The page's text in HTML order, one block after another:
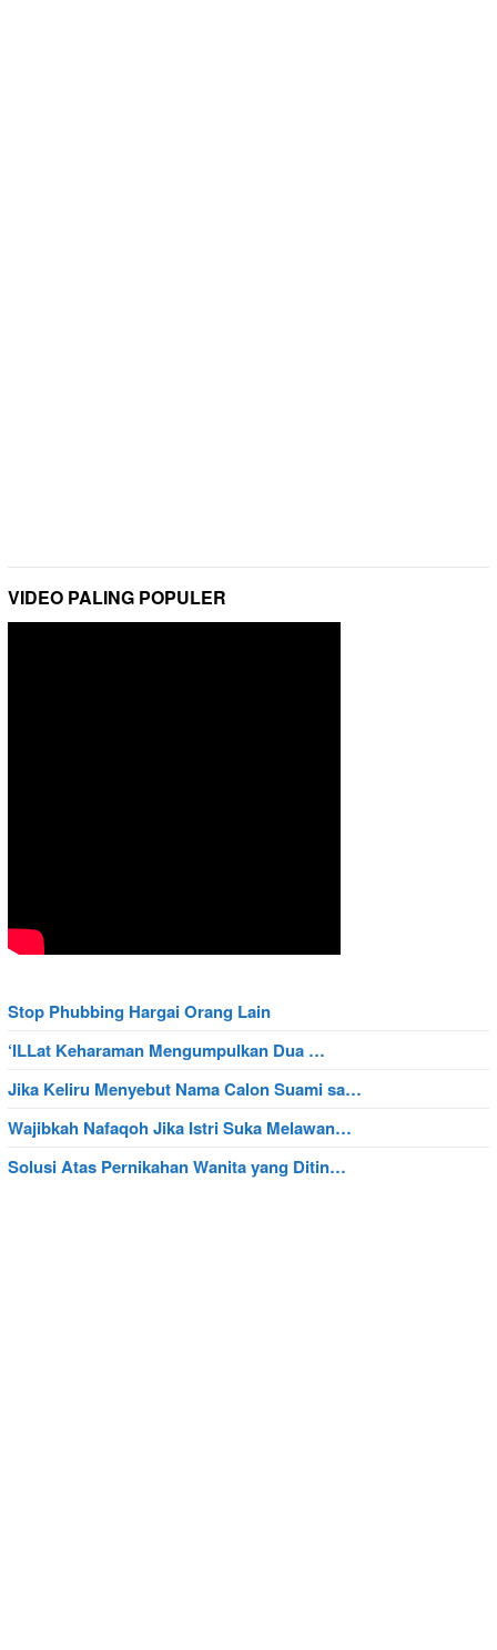
VIDEO PALING POPULER
Stop Phubbing Hargai Orang Lain
‘ILLat Keharaman Mengumpulkan Dua …
Jika Keliru Menyebut Nama Calon Suami sa…
Wajibkah Nafaqoh Jika Istri Suka Melawan…
Solusi Atas Pernikahan Wanita yang Ditin…